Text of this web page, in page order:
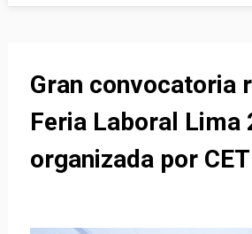
Gran convocatoria
Feria Laboral Lima
organizada por